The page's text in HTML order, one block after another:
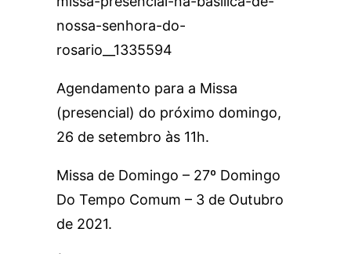
nossa-senhora-do-
rosario__1335594
Agendamento para a Missa
(presencial) do próximo domingo,
26 de setembro às 11h.
Missa de Domingo – 27º Domingo
Do Tempo Comum – 3 de Outubro
de 2021.